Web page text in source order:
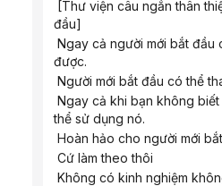
đầu]
được.
Người mới bắt đầu có thể
thể sử dụng nó.
Hoàn hảo cho người mới
Cứ làm theo thôi
Không có kinh nghiệm